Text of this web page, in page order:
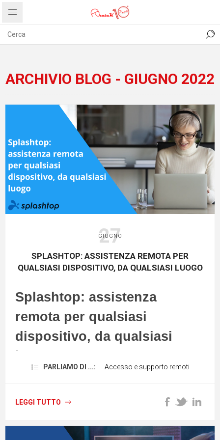
PRIVACY ABOUT US
ARCHIVIO BLOG - GIUGNO 2022
27
GIUGNO
SPLASHTOP: ASSISTENZA REMOTA PER
QUALSIASI DISPOSITIVO, DA QUALSIASI LUOGO
Splashtop: assistenza
remota per qualsiasi
dispositivo, da qualsiasi
luogo
L'assistenza remota è il processo con
dispositivo da un'altra postazioneper
blocco, la rimozione di malware o
PARLIAMO DI ...: Accesso e supporto remoti
LEGGI TUTTO